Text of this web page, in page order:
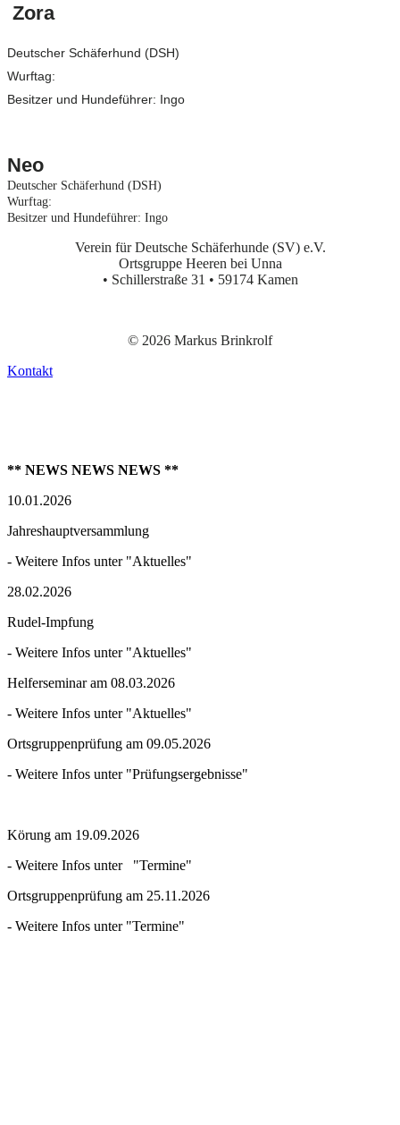
Zora
Deutscher Schäferhund (DSH)
Wurftag:
Besitzer und Hundeführer: Ingo
Neo
Deutscher Schäferhund (DSH)
Wurftag:
Besitzer und Hundeführer: Ingo
Verein für Deutsche Schäferhunde (SV) e.V.
Ortsgruppe Heeren bei Unna
• Schillerstraße 31 • 59174 Kamen
© 2026 Markus Brinkrolf
Kontakt
** NEWS NEWS NEWS **
10.01.2026
Jahreshauptversammlung
- Weitere Infos unter "Aktuelles"
28.02.2026
Rudel-Impfung
- Weitere Infos unter "Aktuelles"
Helferseminar am 08.03.2026
- Weitere Infos unter "Aktuelles"
Ortsgruppenprüfung am 09.05.2026
- Weitere Infos unter "Prüfungsergebnisse"
Körung am 19.09.2026
- Weitere Infos unter "Termine"
Ortsgruppenprüfung am 25.11.2026
- Weitere Infos unter "Termine"